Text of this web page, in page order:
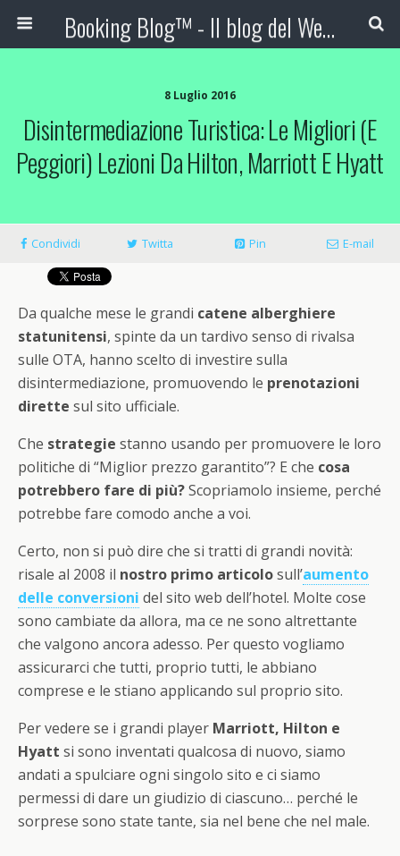
Booking Blog™ - Il blog del Web Marketing Turistico
8 Luglio 2016
Disintermediazione Turistica: Le Migliori (e
Peggiori) Lezioni Da Hilton, Marriott E Hyatt
Condividi Twitta Pin E-mail
Da qualche mese le grandi catene alberghiere
statunitensi, spinte da un tardivo senso di rivalsa
sulle OTA, hanno scelto di investire sulla
disintermediazione, promuovendo le prenotazioni
dirette sul sito ufficiale.
Che strategie stanno usando per promuovere le loro
politiche di “Miglior prezzo garantito”? E che cosa
potrebbero fare di più?Scopriamolo insieme, perché
potrebbe fare comodo anche a voi.
Certo, non si può dire che si tratti di grandi novità:
risale al 2008 il nostro primo articolosull’aumento
delle conversioni del sito web dell’hotel. Molte cose
sono cambiate da allora, ma ce ne sono altrettante
che valgono ancora adesso. Per questo vogliamo
assicurarci che tutti, proprio tutti, le abbiano
comprese e le stiano applicando sul proprio sito.
Per vedere se i grandi player Marriott, Hilton e
Hyatt si sono inventati qualcosa di nuovo, siamo
andati a spulciare ogni singolo sito e ci siamo
permessi di dare un giudizio di ciascuno… perché le
sorprese sono state tante, sia nel bene che nel male.